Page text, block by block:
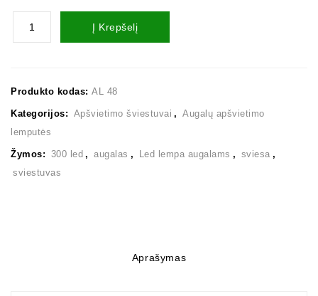
Į Krepšelį
Produkto kodas: AL 48
Kategorijos: Apšvietimo šviestuvai , Augalų apšvietimo
lemputės
Žymos: 300 led , augalas , Led lempa augalams , sviesa ,
sviestuvas
Aprašymas